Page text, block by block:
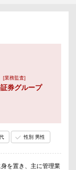
[業務監査]
券グループ
性別 男性
を置き、主に管理業